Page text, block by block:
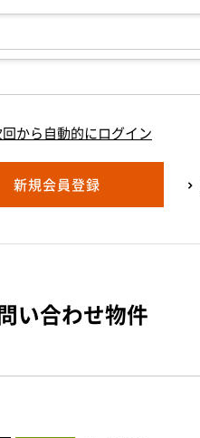
から自動的にログイン
新規会員登録
い合わせ物件